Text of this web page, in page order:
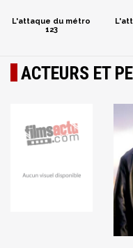
L'attaque du métro
123
ACTEURS ET